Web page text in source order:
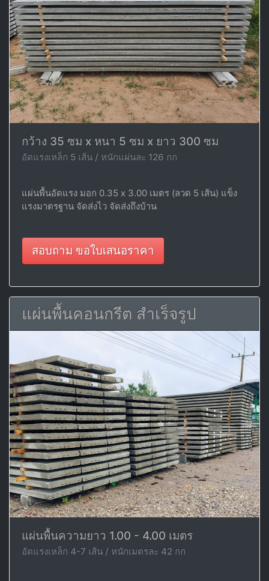
กว้าง 35 ซม x หนา 5 ซม x ยาว 300 ซม
อัดแรงเหล็ก 5 เส้น / หนักแผ่นละ 126 กก
แผ่นพื้นอัดแรง มอก 0.35 x 3.00 เมตร (ลวด 5 เส้น) แข็ง
แรงมาตรฐาน จัดส่งไว จัดส่งถึงบ้าน
สอบถาม ขอใบเสนอราคา
แผ่นพื้นคอนกรีต สำเร็จรูป
แผ่นพื้นความยาว 1.00 - 4.00 เมตร
อัดแรงเหล็ก 4-7 เส้น / หนักเมตรละ 42 กก